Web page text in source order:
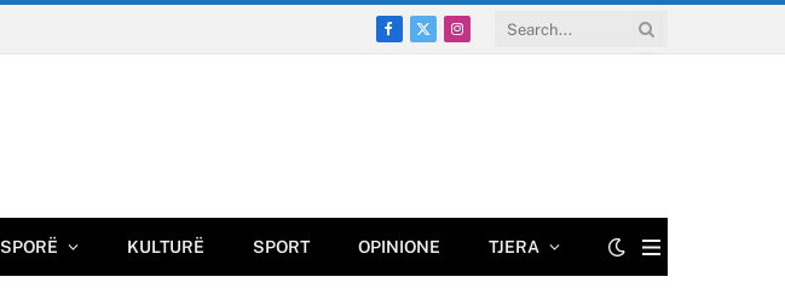
Facebook
X
Instagram
KULTURË SPORT OPINIONE TJERA